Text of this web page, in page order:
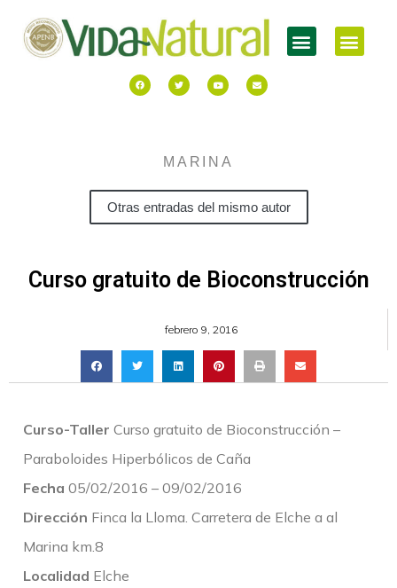
MARINA
Otras entradas del mismo autor
Curso gratuito de Bioconstrucción
febrero 9, 2016
Curso-Taller Curso gratuito de Bioconstrucción –
Paraboloides Hiperbólicos de Caña
Fecha 05/02/2016 – 09/02/2016
Dirección Finca la Lloma. Carretera de Elche a al
Marina km.8
Localidad Elche